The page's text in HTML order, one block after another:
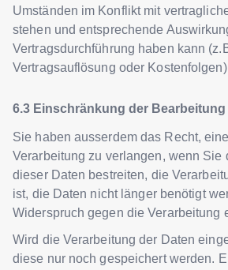
Umständen im Konflikt mit
stehen und entsprechende
Vertragsdurchführung haben kann
Vertragsauflösung oder
Einschränkung der Bearbeitung
Sie haben ausserdem das Recht,
Verarbeitung zu verlangen, wenn Sie
dieser Daten bestreiten, die
ist, die Daten nicht länger benötigt
Widerspruch gegen die Verarbeitung
Wird die Verarbeitung der Daten
diese nur noch gespeichert werden.